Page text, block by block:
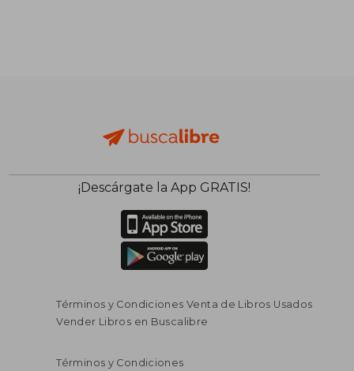
¡Descárgate la App GRATIS!
Términos y Condiciones Venta de Libros Usados
Vender Libros en Buscalibre
Términos y Condiciones